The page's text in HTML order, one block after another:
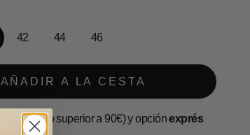
42 44 46
AÑADIR A LA CESTA
(pedido superior a 90€) y opciónexprés